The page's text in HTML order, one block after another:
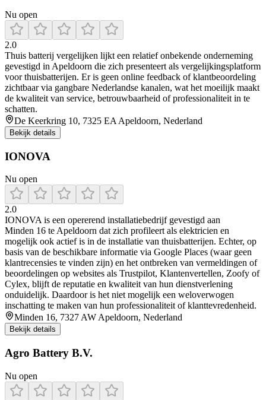
Nu open
2.0
Thuis batterij vergelijken lijkt een relatief onbekende onderneming
gevestigd in Apeldoorn die zich presenteert als vergelijkingsplatform
voor thuisbatterijen. Er is geen online feedback of klantbeoordeling
zichtbaar via gangbare Nederlandse kanalen, wat het moeilijk maakt
de kwaliteit van service, betrouwbaarheid of professionaliteit in te
schatten.
De Keerkring 10, 7325 EA Apeldoorn, Nederland
Bekijk details
IONOVA
Nu open
2.0
IONOVA is een opererend installatiebedrijf gevestigd aan
Minden 16 te Apeldoorn dat zich profileert als elektricien en
mogelijk ook actief is in de installatie van thuisbatterijen. Echter, op
basis van de beschikbare informatie via Google Places (waar geen
klantrecensies te vinden zijn) en het ontbreken van vermeldingen of
beoordelingen op websites als Trustpilot, Klantenvertellen, Zoofy of
Cylex, blijft de reputatie en kwaliteit van hun dienstverlening
onduidelijk. Daardoor is het niet mogelijk een weloverwogen
inschatting te maken van hun professionaliteit of klanttevredenheid.
Minden 16, 7327 AW Apeldoorn, Nederland
Bekijk details
Agro Battery B.V.
Nu open